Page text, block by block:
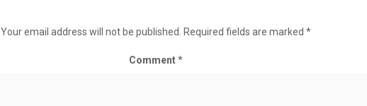
Your email address will not be published. Required fields are marked *
Comment*